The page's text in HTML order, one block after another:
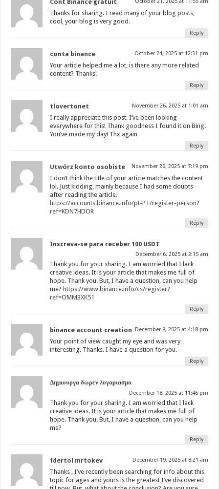
Cont Binance gratuit
Thanks for sharing. I read many of your blog posts,
cool, your blog is very good.
Reply
conta binance October 24, 2025 at 12:31 pm
Your article helped me a lot, is there any more related
content? Thanks!
Reply
tlovertonet November 26, 2025 at 1:01 am
I really appreciate this post. I’ve been looking
everywhere for this! Thank goodness I found it on Bing.
You’ve made my day! Thx again
Reply
Utwórz konto osobiste November 26, 2025 at 7:19 pm
I don’t think the title of your article matches the content
lol. Just kidding, mainly because I had some doubts
after reading the article.
https://accounts.binance.info/pt-PT/register-person?
ref=KDN7HDOR
Reply
Inscreva-se para receber 100 USDT
December 6, 2025 at 2:15 am
Thank you for your sharing. I am worried that I lack
creative ideas. It is your article that makes me full of
hope. Thank you. But, I have a question, can you help
me? https://www.binance.info/cs/register?
ref=OMM3XK51
Reply
binance account creation December 8, 2025 at 4:18 pm
Your point of view caught my eye and was very
interesting. Thanks. I have a question for you.
Reply
Δημιουργα δωρεν λογαριασμο
December 18, 2025 at 11:46 pm
Thank you for your sharing. I am worried that I lack
creative ideas. It is your article that makes me full of
hope. Thank you. But, I have a question, can you help
me?
Reply
fdertol mrtokev December 19, 2025 at 8:21 am
Thanks , I’ve recently been searching for info about this
topic for ages and yours is the greatest I’ve discovered